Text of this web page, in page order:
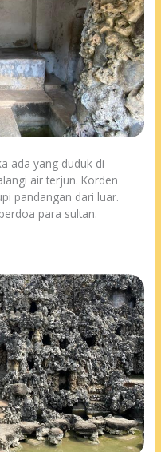
ada yang duduk di
air terjun. Korden
pandangan dari luar.
para sultan.